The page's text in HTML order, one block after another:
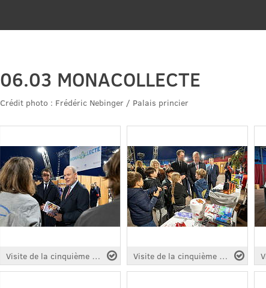
06.03 MONACOLLECTE
Crédit photo : Frédéric Nebinger / Palais princier
Visite de la cinquième édition " Monacollecte " 2026 Visite de la cinquième édition " Monacollecte " 2026